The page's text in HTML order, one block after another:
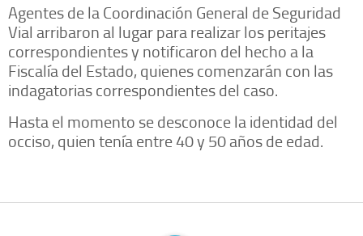
Agentes de la Coordinación General de Seguridad
Vial arribaron al lugar para realizar los peritajes
correspondientes y notificaron del hecho a la
Fiscalía del Estado, quienes comenzarán con las
indagatorias correspondientes del caso.
Hasta el momento se desconoce la identidad del
occiso, quien tenía entre 40 y 50 años de edad.